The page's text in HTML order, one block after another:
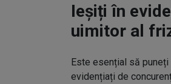
Ieșiți în
uimitor al
Este esențial să puneți
evidențiați de